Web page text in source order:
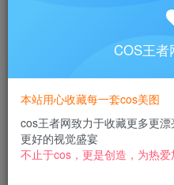
此内容为付费阅读，请付费后
黄金会员免费
立
COS王者
本站用心收藏每一套cos美图
cos王者网致力于收藏更多更
更好的视觉盛宴
不止于cos，更是创造，为热